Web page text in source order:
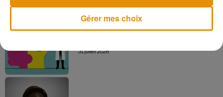
31 juillet 2026
Gérer mes choix